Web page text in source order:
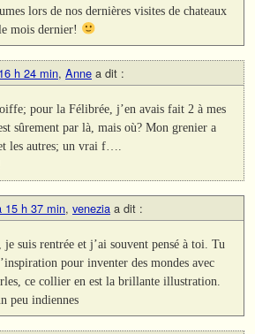
lors de nos dernières visites de chateaux
mois dernier!
h 24 min, Anne a dit :
pour la Félibrée, j’en avais fait 2 à mes
sûrement par là, mais où? Mon grenier a
les autres; un vrai f….
15 h 37 min, venezia a dit :
suis rentrée et j’ai souvent pensé à toi. Tu
pour inventer des mondes avec
ce collier en est la brillante illustration.
peu indiennes